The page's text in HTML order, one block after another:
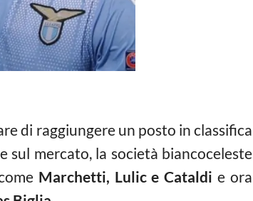
di raggiungere un posto in classifica
sul mercato, la società biancoceleste
Marchetti, Lulic e Cataldi e ora